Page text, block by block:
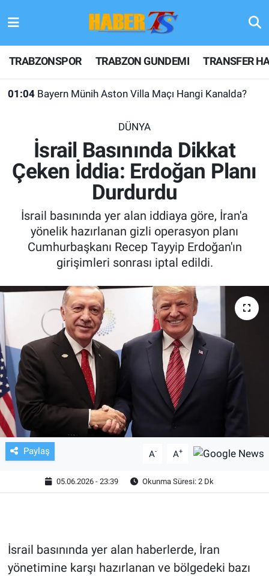
TRABZONSPOR TRABZON GUNDEMI TRANSFER
01:04 Bayern Münih Aston Villa Maçı Hangi Kanalda?
DÜNYA
İsrail Basınında Dikkat
Çeken İddia: Erdoğan Planı
Durdurdu
İsrail basınında yer alan iddiaya göre, İran'a
yönelik hazırlanan gizli operasyon planı
Cumhurbaşkanı Recep Tayyip Erdoğan'ın
girişimleri sonrası iptal edildi.
Paylaş A- A+
05.06.2026 - 23:39 Okunma Süresi: 2 Dk
İsrail basınında yer alan haberlerde, İran
yönetimine karşı hazırlanan ve bölgedeki bazı
TRABZONSPOR
TRABZON GUNDEMI
TRANSFER HABERLERI
KULİS MEYDANI
1461 TRABZON
FUTBOL
ALT LIGLER
TV VE SİNEMA
BASKETBOL
SAĞLIK
GENEL
KÜLTÜR SANAT
ASAYİŞ
EKONOMİ
HABERDE İNSAN
Hava Durumu
Trafik Durumu
Tüm Manşetler
Son Dakika Haberleri